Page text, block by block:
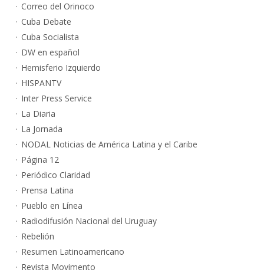
Correo del Orinoco
Cuba Debate
Cuba Socialista
DW en español
Hemisferio Izquierdo
HISPANTV
Inter Press Service
La Diaria
La Jornada
NODAL Noticias de América Latina y el Caribe
Página 12
Periódico Claridad
Prensa Latina
Pueblo en Línea
Radiodifusión Nacional del Uruguay
Rebelión
Resumen Latinoamericano
Revista Movimento